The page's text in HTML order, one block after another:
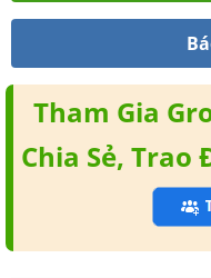
Tham Gia
Chia Sẻ, Trao